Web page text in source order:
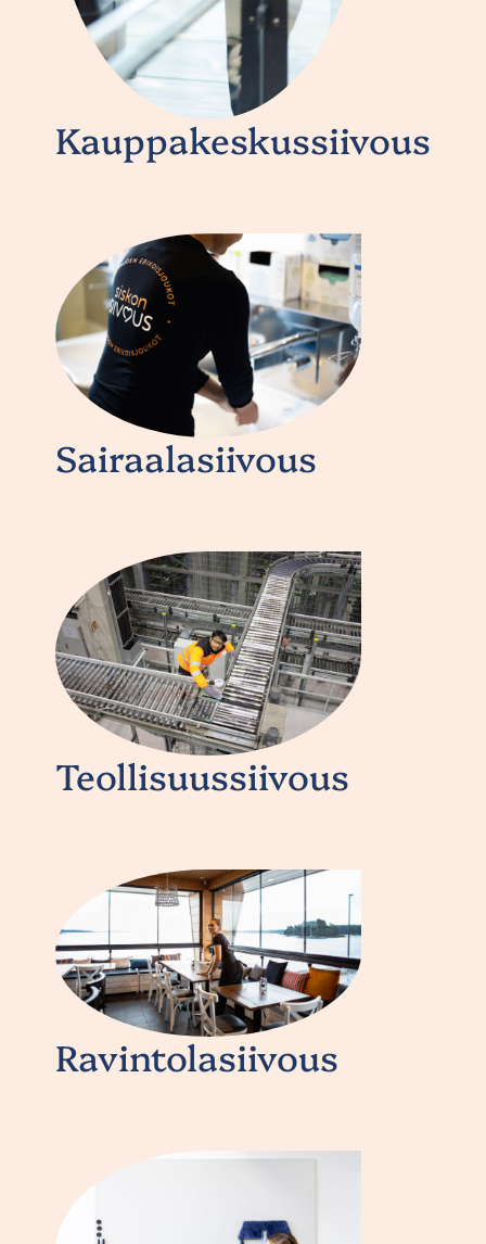
Kauppakeskussiivous
Sairaalasiivous
Teollisuussiivous
Ravintolasiivous